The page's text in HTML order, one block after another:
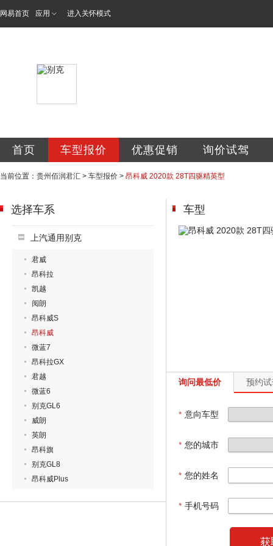
网易首页 应用 进入关怀模式
首页 车型报价 优惠促销 询价试驾
当前位置： 贵州佰润君汇 > 车型报价 > 昂科威 2020款 28T四驱精英型
选择车系
上汽通用别克
君威
昂科拉
凯越
阅朗
昂科威S
昂科威
微蓝7
昂科拉GX
君越
微蓝6
别克GL6
威朗
英朗
昂科旗
别克GL8
昂科威Plus
车型
询问最低价 预约
* 意向车型
* 您的城市
* 您的姓名
* 手机号码
获